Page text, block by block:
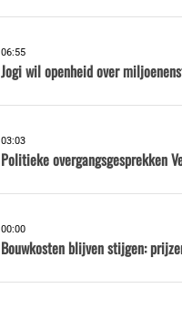
06:55
Jogi wil openheid over
03:03
Politieke overgangsgesprekken
00:00
Bouwkosten blijven stijgen: